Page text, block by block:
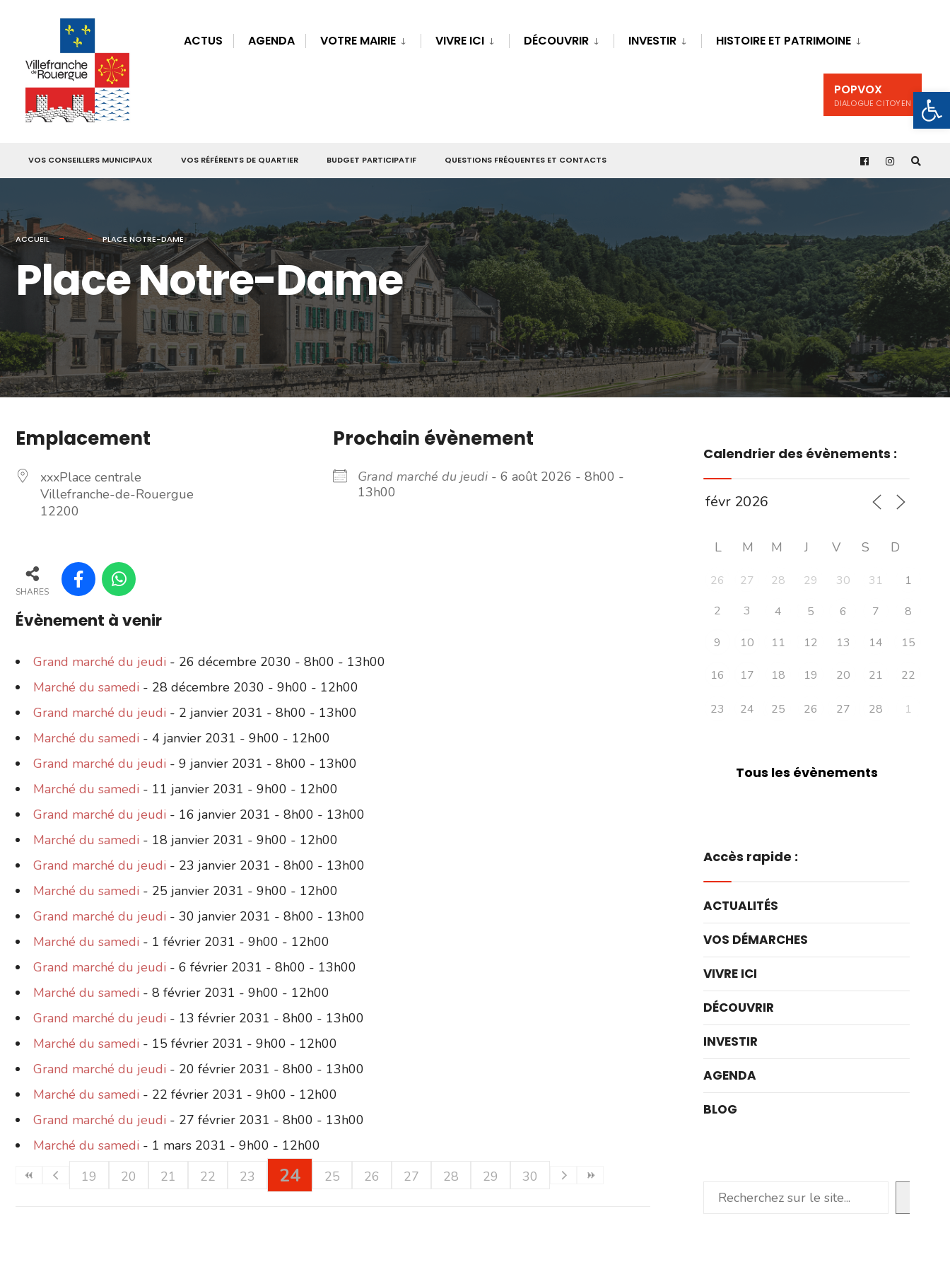
ACTUS AGENDA VOTRE MAIRIE VIVRE ICI DÉCOUVRIR INVESTIR HISTOIRE ET PATRIMOINE
POPVOX
DIALOGUE CITOYEN
VOS CONSEILLERS MUNICIPAUX VOS RÉFÉRENTS DE QUARTIER BUDGET PARTICIPATIF QUESTIONS FRÉQUENTES ET CONTACTS
ACCUEIL PLACE NOTRE-DAME
Place Notre-Dame
Emplacement
xxxPlace centrale
Villefranche-de-Rouergue
12200
Prochain évènement
Grand marché du jeudi - 6 août 2026 - 8h00 -
13h00
SHARES
Évènement à venir
Grand marché du jeudi - 26 décembre 2030 - 8h00 - 13h00
Marché du samedi - 28 décembre 2030 - 9h00 - 12h00
Grand marché du jeudi - 2 janvier 2031 - 8h00 - 13h00
Marché du samedi - 4 janvier 2031 - 9h00 - 12h00
Grand marché du jeudi - 9 janvier 2031 - 8h00 - 13h00
Marché du samedi - 11 janvier 2031 - 9h00 - 12h00
Grand marché du jeudi - 16 janvier 2031 - 8h00 - 13h00
Marché du samedi - 18 janvier 2031 - 9h00 - 12h00
Grand marché du jeudi - 23 janvier 2031 - 8h00 - 13h00
Marché du samedi - 25 janvier 2031 - 9h00 - 12h00
Grand marché du jeudi - 30 janvier 2031 - 8h00 - 13h00
Marché du samedi - 1 février 2031 - 9h00 - 12h00
Grand marché du jeudi - 6 février 2031 - 8h00 - 13h00
Marché du samedi - 8 février 2031 - 9h00 - 12h00
Grand marché du jeudi - 13 février 2031 - 8h00 - 13h00
Marché du samedi - 15 février 2031 - 9h00 - 12h00
Grand marché du jeudi - 20 février 2031 - 8h00 - 13h00
Marché du samedi - 22 février 2031 - 9h00 - 12h00
Grand marché du jeudi - 27 février 2031 - 8h00 - 13h00
Marché du samedi - 1 mars 2031 - 9h00 - 12h00
19
20 21 22 23 24 25 26 27 28 29 30
Calendrier des évènements :
L M M J V S D
26 27 28 29 30 31
1
2
3 4 5 6 7
8
9
10 11 12 13 14 15
16 17 18 19 20 21 22
23 24 25 26 27 28 1
Tous les évènements
Accès rapide :
ACTUALITÉS
VOS DÉMARCHES
VIVRE ICI
DÉCOUVRIR
INVESTIR
AGENDA
BLOG
Rechercher